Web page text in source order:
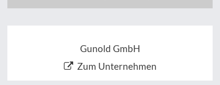
Gunold GmbH
Zum Unternehmen